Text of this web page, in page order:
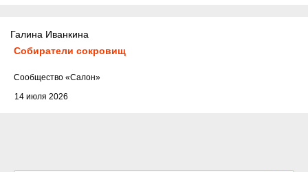
Галина Иванкина
Собиратели сокровищ
14 июля 2026
Cообщество «Салон»